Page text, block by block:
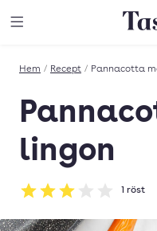
Till
Hem / Recept / Pannacotta
lingon
Betyg: 3 av 5
1 röst